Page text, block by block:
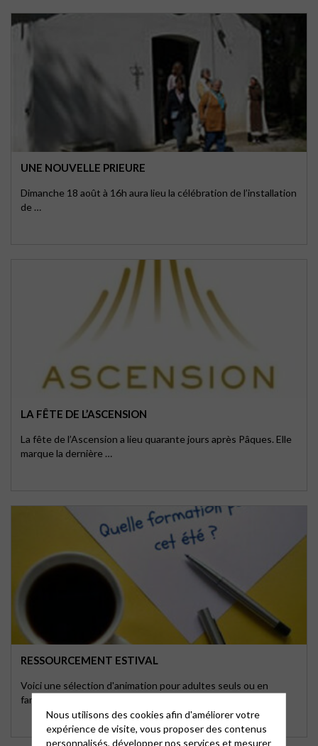
UNE NOUVELLE PRIEURE
Dimanche 18 août à 16h aura lieu la célébration de l’installation
de …
LA FÊTE DE L’ASCENSION
La fête de l’Ascension a lieu quarante jours après Pâques. Elle
marque la dernière …
RESSOURCEMENT ESTIVAL
Voici une sélection d'animation pour adultes seuls ou en
famille, pour se ressourcer et partager. …
Nous utilisons des cookies afin d'améliorer votre
expérience de visite, vous proposer des contenus
personnalisés, développer nos services et mesurer